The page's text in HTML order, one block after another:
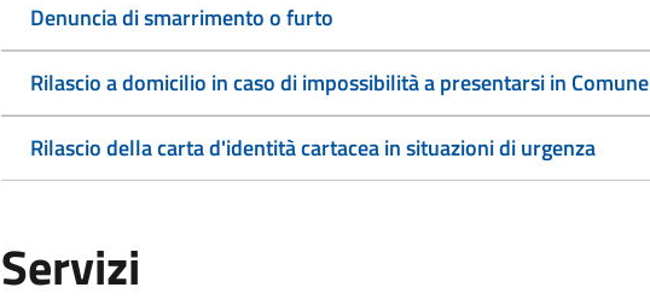
Denuncia di smarrimento o furto
Rilascio a domicilio in caso di impossibilità a presentarsi in Comune
Rilascio della carta d'identità cartacea in situazioni di urgenza
Servizi